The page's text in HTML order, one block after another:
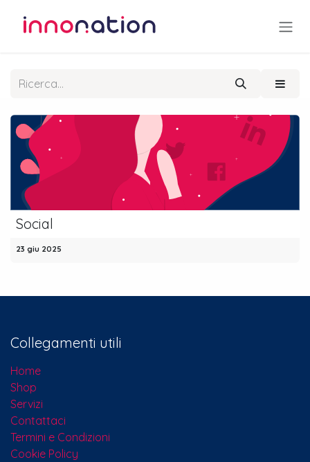
Social
23 giu 2025
Collegamenti utili
Home
Shop
Servizi
Contattaci​
Termini e Condizioni
Cookie Policy